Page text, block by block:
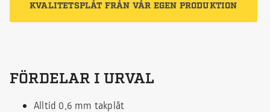
KVALITETSPLÅT FRÅN VÅR EGEN PRODUKTION
FÖRDELAR I URVAL
Alltid 0,6 mm takplåt